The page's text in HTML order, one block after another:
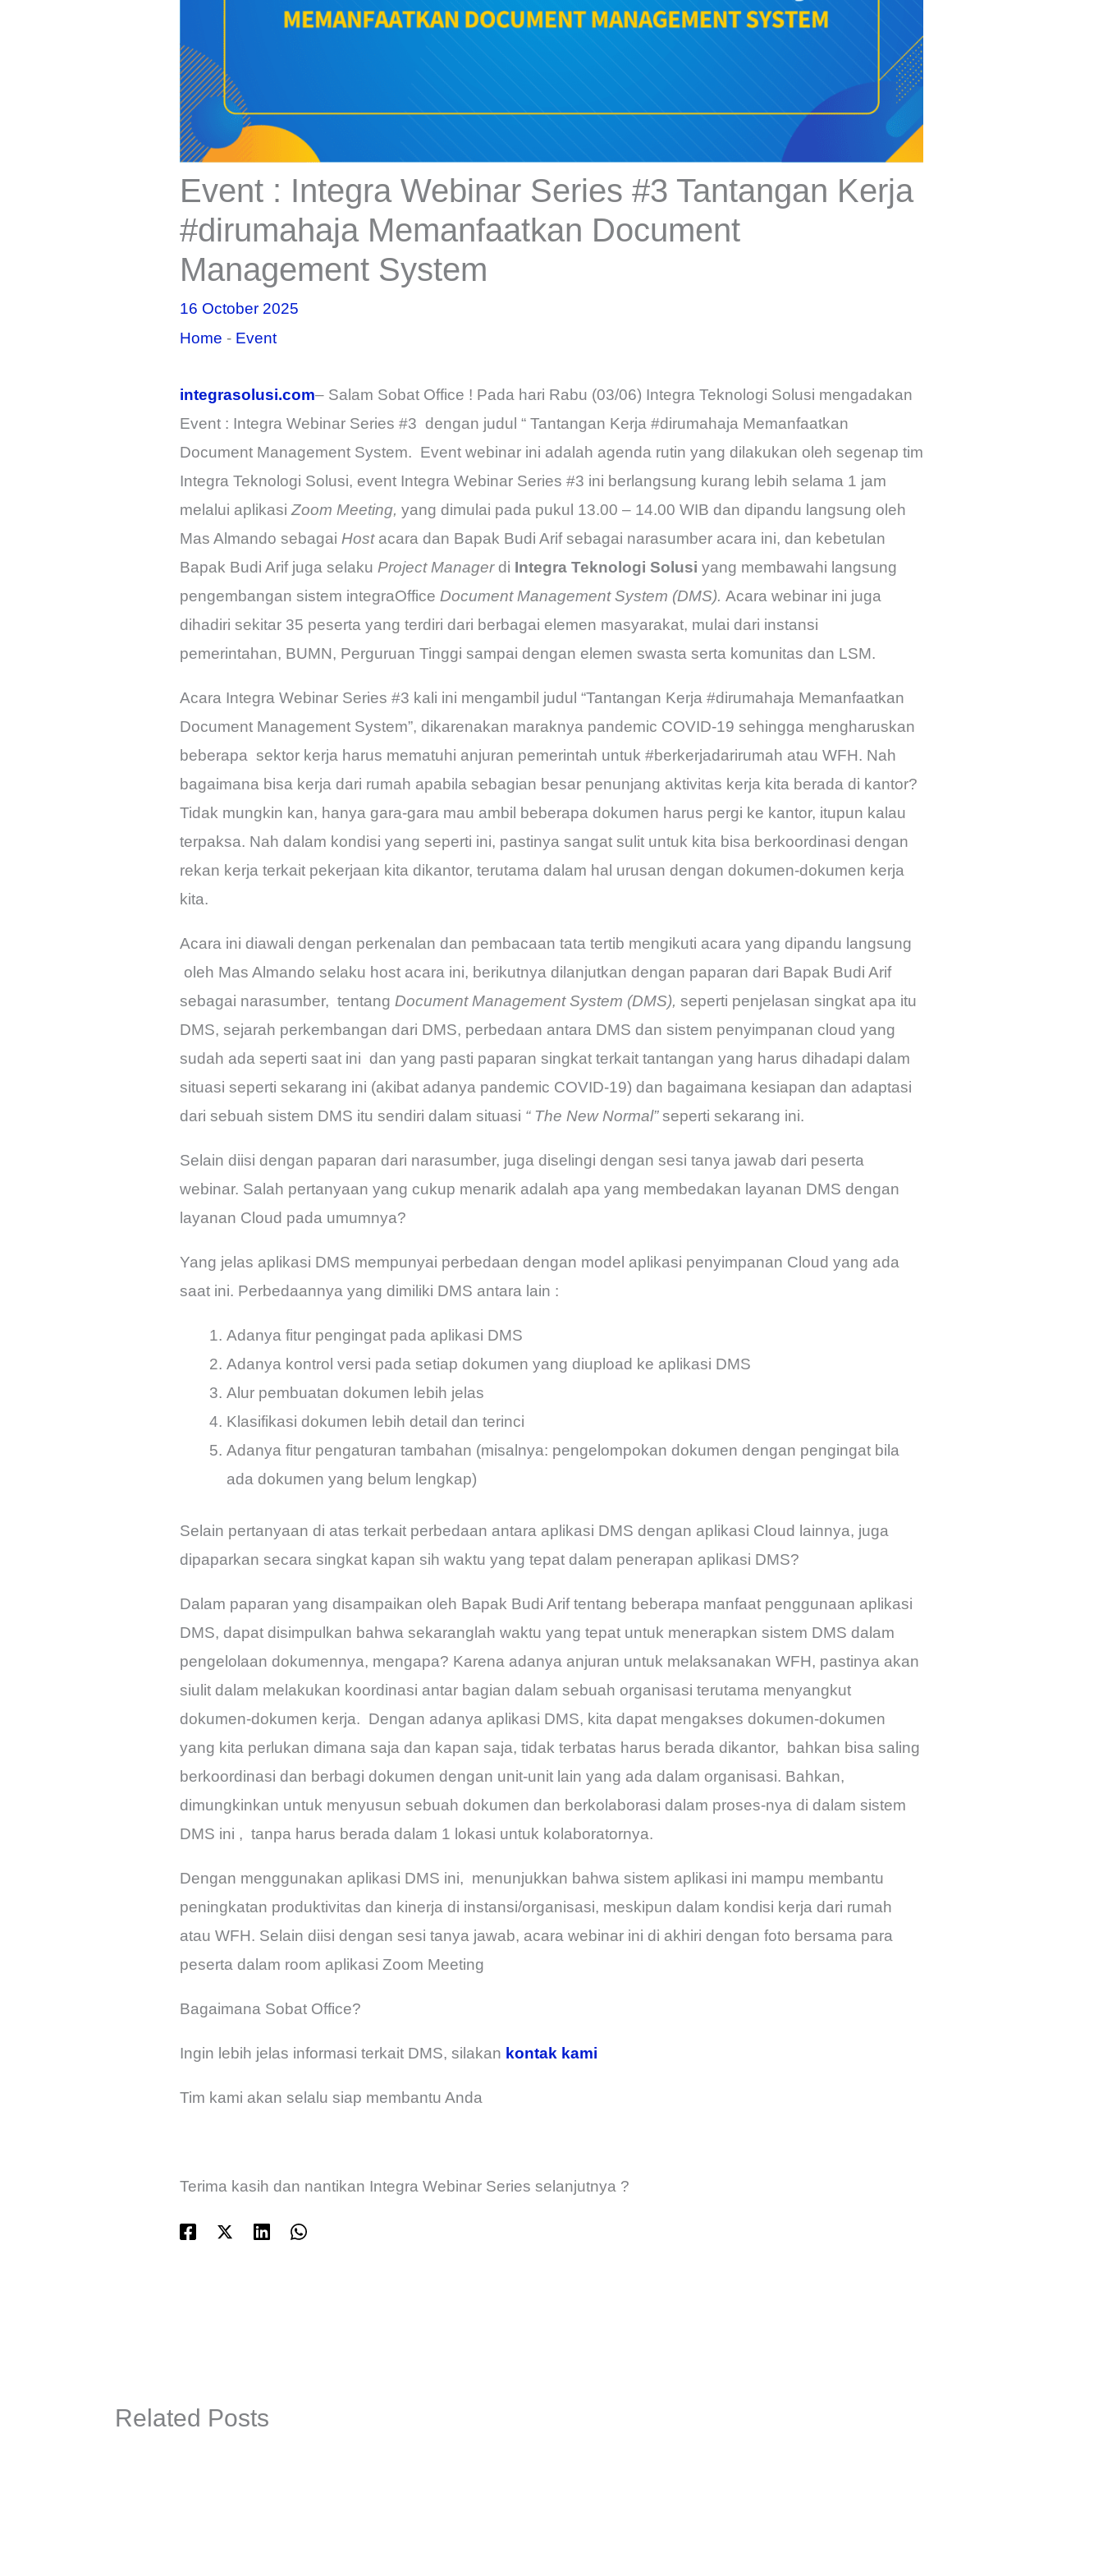
Event : Integra Webinar Series #3 Tantangan Kerja
#dirumahaja Memanfaatkan Document
Management System
16 October 2025
Home - Event
integrasolusi.com– Salam Sobat Office ! Pada hari Rabu (03/06) Integra Teknologi Solusi mengadakan
Event : Integra Webinar Series #3 dengan judul “ Tantangan Kerja #dirumahaja Memanfaatkan
Document Management System. Event webinar ini adalah agenda rutin yang dilakukan oleh segenap tim
Integra Teknologi Solusi, event Integra Webinar Series #3 ini berlangsung kurang lebih selama 1 jam
melalui aplikasi Zoom Meeting, yang dimulai pada pukul 13.00 – 14.00 WIB dan dipandu langsung oleh
Mas Almando sebagai Hostacara dan Bapak Budi Arif sebagai narasumber acara ini, dan kebetulan
Bapak Budi Arif juga selaku Project Managerdi Integra Teknologi Solusi yang membawahi langsung
pengembangan sistem integraOffice Document Management System (DMS). Acara webinar ini juga
dihadiri sekitar 35 peserta yang terdiri dari berbagai elemen masyarakat, mulai dari instansi
pemerintahan, BUMN, Perguruan Tinggi sampai dengan elemen swasta serta komunitas dan LSM.
Acara Integra Webinar Series #3 kali ini mengambil judul “Tantangan Kerja #dirumahaja Memanfaatkan
Document Management System”, dikarenakan maraknya pandemic COVID-19 sehingga mengharuskan
beberapa sektor kerja harus mematuhi anjuran pemerintah untuk #berkerjadarirumah atau WFH. Nah
bagaimana bisa kerja dari rumah apabila sebagian besar penunjang aktivitas kerja kita berada di kantor?
Tidak mungkin kan, hanya gara-gara mau ambil beberapa dokumen harus pergi ke kantor, itupun kalau
terpaksa. Nah dalam kondisi yang seperti ini, pastinya sangat sulit untuk kita bisa berkoordinasi dengan
rekan kerja terkait pekerjaan kita dikantor, terutama dalam hal urusan dengan dokumen-dokumen kerja
kita.
Acara ini diawali dengan perkenalan dan pembacaan tata tertib mengikuti acara yang dipandu langsung
oleh Mas Almando selaku host acara ini, berikutnya dilanjutkan dengan paparan dari Bapak Budi Arif
sebagai narasumber, tentang Document Management System (DMS), seperti penjelasan singkat apa itu
DMS, sejarah perkembangan dari DMS, perbedaan antara DMS dan sistem penyimpanan cloud yang
sudah ada seperti saat ini dan yang pasti paparan singkat terkait tantangan yang harus dihadapi dalam
situasi seperti sekarang ini (akibat adanya pandemic COVID-19) dan bagaimana kesiapan dan adaptasi
dari sebuah sistem DMS itu sendiri dalam situasi “ The New Normal”seperti sekarang ini.
Selain diisi dengan paparan dari narasumber, juga diselingi dengan sesi tanya jawab dari peserta
webinar. Salah pertanyaan yang cukup menarik adalah apa yang membedakan layanan DMS dengan
layanan Cloud pada umumnya?
Yang jelas aplikasi DMS mempunyai perbedaan dengan model aplikasi penyimpanan Cloud yang ada
saat ini. Perbedaannya yang dimiliki DMS antara lain :
Adanya fitur pengingat pada aplikasi DMS
Adanya kontrol versi pada setiap dokumen yang diupload ke aplikasi DMS
Alur pembuatan dokumen lebih jelas
Klasifikasi dokumen lebih detail dan terinci
Adanya fitur pengaturan tambahan (misalnya: pengelompokan dokumen dengan pengingat bila
ada dokumen yang belum lengkap)
Selain pertanyaan di atas terkait perbedaan antara aplikasi DMS dengan aplikasi Cloud lainnya, juga
dipaparkan secara singkat kapan sih waktu yang tepat dalam penerapan aplikasi DMS?
Dalam paparan yang disampaikan oleh Bapak Budi Arif tentang beberapa manfaat penggunaan aplikasi
DMS, dapat disimpulkan bahwa sekaranglah waktu yang tepat untuk menerapkan sistem DMS dalam
pengelolaan dokumennya, mengapa? Karena adanya anjuran untuk melaksanakan WFH, pastinya akan
siulit dalam melakukan koordinasi antar bagian dalam sebuah organisasi terutama menyangkut
dokumen-dokumen kerja. Dengan adanya aplikasi DMS, kita dapat mengakses dokumen-dokumen
yang kita perlukan dimana saja dan kapan saja, tidak terbatas harus berada dikantor, bahkan bisa saling
berkoordinasi dan berbagi dokumen dengan unit-unit lain yang ada dalam organisasi. Bahkan,
dimungkinkan untuk menyusun sebuah dokumen dan berkolaborasi dalam proses-nya di dalam sistem
DMS ini , tanpa harus berada dalam 1 lokasi untuk kolaboratornya.
Dengan menggunakan aplikasi DMS ini, menunjukkan bahwa sistem aplikasi ini mampu membantu
peningkatan produktivitas dan kinerja di instansi/organisasi, meskipun dalam kondisi kerja dari rumah
atau WFH. Selain diisi dengan sesi tanya jawab, acara webinar ini di akhiri dengan foto bersama para
peserta dalam room aplikasi Zoom Meeting
Bagaimana Sobat Office?
Ingin lebih jelas informasi terkait DMS, silakan kontak kami
Tim kami akan selalu siap membantu Anda
Terima kasih dan nantikan Integra Webinar Series selanjutnya ?
Related Posts